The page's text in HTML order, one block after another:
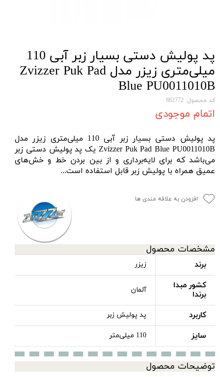
پد پولیش دستی بسیار زبر آبی 110
ميلی‌متری زیزر مدل Zvizzer Puk Pad
Blue PU0011010B
کد محصول: 882772
اتمام موجودی
پد پولیش دستی بسیار زبر آبی 110 ميلی‌متری زیزر مدل
Zvizzer Puk Pad Blue PU0011010B یک پد پولیش دستی زبر
می‌باشد که برای لایه‌برداری و از بین بردن خط و خش‌های
عمیق همراه با پولیش زبر قابل استفاده است...
افزودن به علاقه مندی ها
مشخصات محصول
برند زیزر
کشور مبدا
برندا
آلمان
کاربرد پد پولیش زبر
سایز 110 میلی‌متر
توضیحات محصول